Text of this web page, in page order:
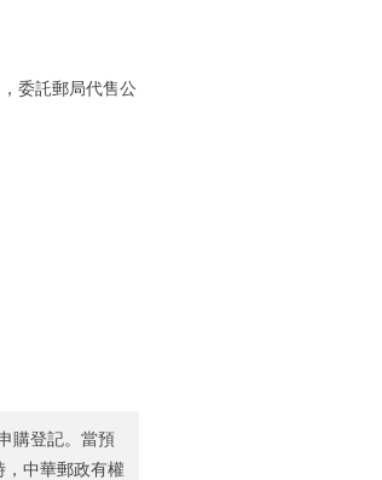
委託郵局代售公
購登記。當預
中華郵政有權